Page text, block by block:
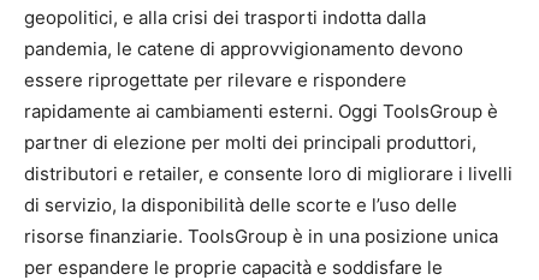
geopolitici, e alla crisi dei trasporti indotta dalla
pandemia, le catene di approvvigionamento devono
essere riprogettate per rilevare e rispondere
rapidamente ai cambiamenti esterni. Oggi ToolsGroup è
partner di elezione per molti dei principali produttori,
distributori e retailer, e consente loro di migliorare i livelli
di servizio, la disponibilità delle scorte e l’uso delle
risorse finanziarie. ToolsGroup è in una posizione unica
per espandere le proprie capacità e soddisfare le